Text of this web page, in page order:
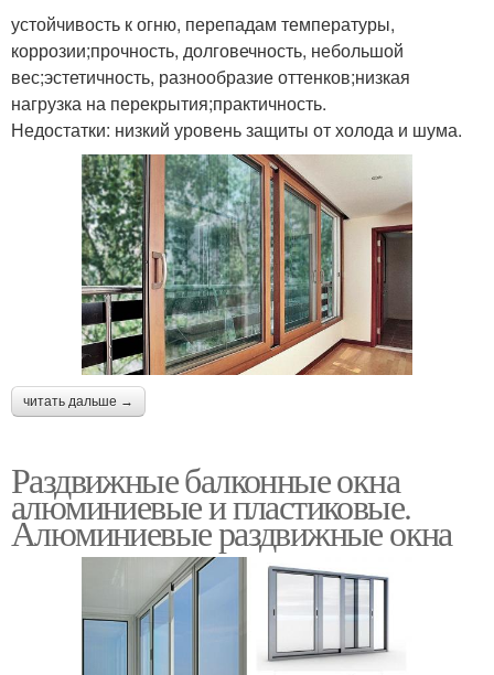
устойчивость к огню, перепадам температуры,
коррозии;прочность, долговечность, небольшой
вес;эстетичность, разнообразие оттенков;низкая
нагрузка на перекрытия;практичность.
Недостатки: низкий уровень защиты от холода и шума.
читать дальше →
Раздвижные балконные окна
алюминиевые и пластиковые.
Алюминиевые раздвижные окна